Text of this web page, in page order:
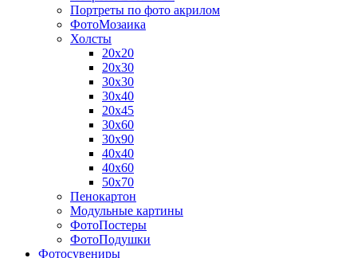
Портреты по фото акрилом
ФотоМозаика
Холсты
20х20
20х30
30х30
30х40
20х45
30х60
30х90
40х40
40х60
50х70
Пенокартон
Модульные картины
ФотоПостеры
ФотоПодушки
Фотоcувениры